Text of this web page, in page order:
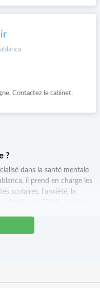
Contactez le cabinet.
?
dans la santé mentale
il prend en charge les
scolaires, l’anxiété, la
et propose un suivi
à Casablanca ?
dès que l’enfant